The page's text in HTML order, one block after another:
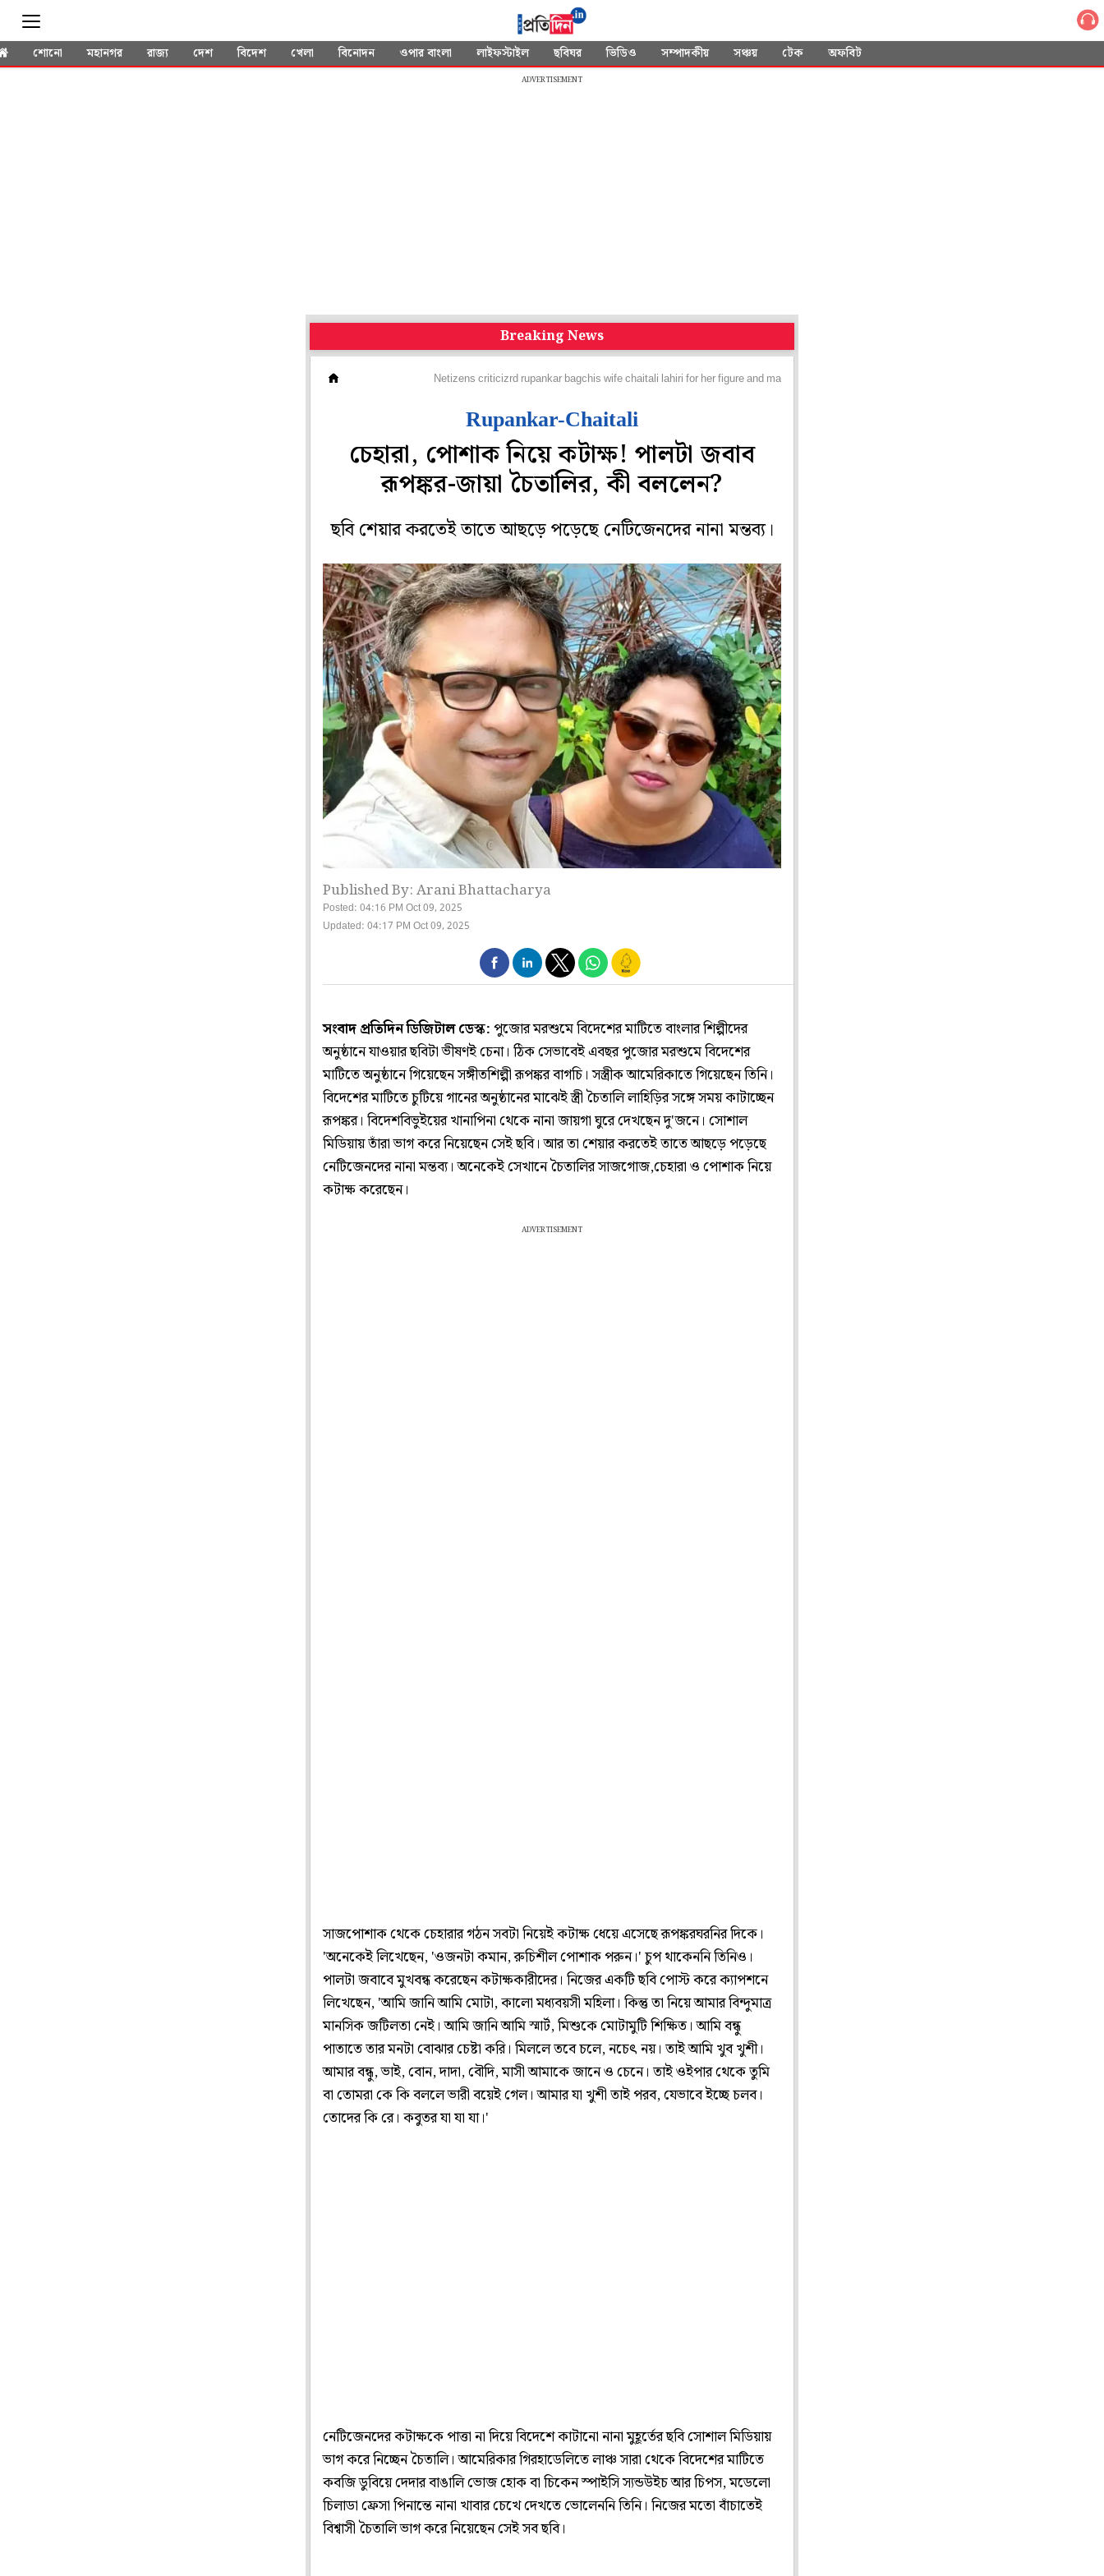
শোনো মহানগর রাজ্য দেশ বিদেশ খেলা বিনোদন ওপার বাংলা লাইফস্টাইল ছবিঘর ভিডিও সম্পাদকীয় সঞ্চয় টেক অফবিট
ADVERTISEMENT
Breaking News
Netizens criticizrd rupankar bagchis wife chaitali lahiri for her figure and makeup
Rupankar-Chaitali
চেহারা, পোশাক নিয়ে কটাক্ষ! পালটা জবাব
রূপঙ্কর-জায়া চৈতালির, কী বললেন?
ছবি শেয়ার করতেই তাতে আছড়ে পড়েছে নেটিজেনদের নানা মন্তব্য।
Published By: Arani Bhattacharya
Posted: 04:16 PM Oct 09, 2025
Updated: 04:17 PM Oct 09, 2025
সংবাদ প্রতিদিন ডিজিটাল ডেস্ক:পুজোর মরশুমে বিদেশের মাটিতে বাংলার শিল্পীদের
অনুষ্ঠানে যাওয়ার ছবিটা ভীষণই চেনা। ঠিক সেভাবেই এবছর পুজোর মরশুমে বিদেশের
মাটিতে অনুষ্ঠানে গিয়েছেন সঙ্গীতশিল্পী রূপঙ্কর বাগচি। সস্ত্রীক আমেরিকাতে গিয়েছেন তিনি।
বিদেশের মাটিতে চুটিয়ে গানের অনুষ্ঠানের মাঝেই স্ত্রী চৈতালি লাহিড়ির সঙ্গে সময় কাটাচ্ছেন
রূপঙ্কর। বিদেশবিভুইয়ের খানাপিনা থেকে নানা জায়গা ঘুরে দেখছেন দু'জনে। সোশাল
মিডিয়ায় তাঁরা ভাগ করে নিয়েছেন সেই ছবি। আর তা শেয়ার করতেই তাতে আছড়ে পড়েছে
নেটিজেনদের নানা মন্তব্য। অনেকেই সেখানে চৈতালির সাজগোজ,চেহারা ও পোশাক নিয়ে
কটাক্ষ করেছেন।
ADVERTISEMENT
সাজপোশাক থেকে চেহারার গঠন সবটা নিয়েই কটাক্ষ ধেয়ে এসেছে রূপঙ্করঘরনির দিকে।
'অনেকেই লিখেছেন, 'ওজনটা কমান, রুচিশীল পোশাক পরুন।' চুপ থাকেননি তিনিও।
পালটা জবাবে মুখবন্ধ করেছেন কটাক্ষকারীদের। নিজের একটি ছবি পোস্ট করে ক্যাপশনে
লিখেছেন, 'আমি জানি আমি মোটা, কালো মধ্যবয়সী মহিলা। কিন্তু তা নিয়ে আমার বিন্দুমাত্র
মানসিক জটিলতা নেই। আমি জানি আমি স্মার্ট, মিশুকে মোটামুটি শিক্ষিত। আমি বন্ধু
পাতাতে তার মনটা বোঝার চেষ্টা করি। মিললে তবে চলে, নচেৎ নয়। তাই আমি খুব খুশী।
আমার বন্ধু, ভাই, বোন, দাদা, বৌদি, মাসী আমাকে জানে ও চেনে। তাই ওইপার থেকে তুমি
বা তোমরা কে কি বললে ভারী বয়েই গেল। আমার যা খুশী তাই পরব, যেভাবে ইচ্ছে চলব।
তোদের কি রে। কবুতর যা যা যা।'
নেটিজেনদের কটাক্ষকে পাত্তা না দিয়ে বিদেশে কাটানো নানা মুহূর্তের ছবি সোশাল মিডিয়ায়
ভাগ করে নিচ্ছেন চৈতালি। আমেরিকার গিরহাডেলিতে লাঞ্চ সারা থেকে বিদেশের মাটিতে
কবজি ডুবিয়ে দেদার বাঙালি ভোজ হোক বা চিকেন স্পাইসি স্যন্ডউইচ আর চিপস, মডেলো
চিলাডা ফ্রেসা পিনান্তে নানা খাবার চেখে দেখতে ভোলেননি তিনি। নিজের মতো বাঁচাতেই
বিশ্বাসী চৈতালি ভাগ করে নিয়েছেন সেই সব ছবি।